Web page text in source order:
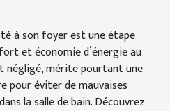
à son foyer est une étape
et économie d’énergie au
négligé, mérite pourtant une
éviter de mauvaises
la salle de bain. Découvrez